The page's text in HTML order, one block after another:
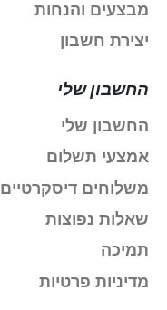
מבצעים והנחות
יצירת חשבון
החשבון שלי
החשבון שלי
אמצעי תשלום
משלוחים דיסקרטיים
שאלות נפוצות
תמיכה
מדיניות פרטיות